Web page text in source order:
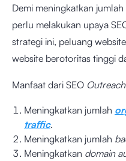
Demi meningkatkan jumlah
perlu melakukan upaya
strategi ini, peluang
website berotoritas tinggi
Manfaat dari SEO Outreach
Meningkatkan jumlah
traffic.
Meningkatkan jumlah
Meningkatkan domain